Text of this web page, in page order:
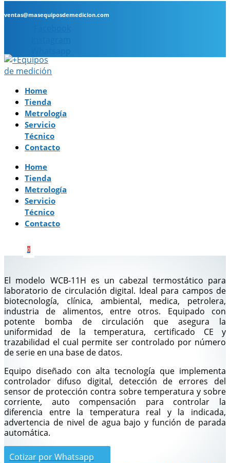
ventas@masequiposdemedicion.com
Home
Tienda
Metrología
Servicio
Técnico
Contacto
Home
Tienda
Metrología
Servicio
Técnico
Contacto
0
El modelo WCB-11H es un cabezal termostático para
laboratorio de circulación digital. Ideal para campos de
biotecnología, clínica, ambiental, medica, petrolera,
industria de alimentos, entre otros. Equipado con
potente bomba de circulación que asegura la
uniformidad de la temperatura, certificado CE y
trazabilidad el cual permite ser controlado por número
de serie en una base de datos.
Equipo diseñado con alta tecnología que implementa
controlador difuso digital, detección de errores del
sensor de protección contra sobre temperatura y sobre
corriente, auto compensación para controlar la
diferencia entre la temperatura real y la indicada,
advertencia de nivel de agua bajo y función de parada
automática.
Cotizar por Whatsapp